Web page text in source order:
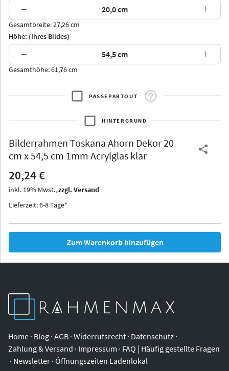
Arran Luzern
Thurgau
Iowa
− +
Gesamtbreite: 27,26 cm
Höhe: (Ihres Bildes)
− +
Gesamthöhe: 61,76 cm
PASSEPARTOUT
HINTERGRUND
Bilderrahmen Toskana Ahorn Dekor 20
cm x 54,5 cm 1mm Acrylglas klar
20,24 €
inkl. 19% Mwst.,zzgl. Versand
Lieferzeit: 6-8 Tage*
Zum Warenkorb hinzufügen
Home · Blog · AGB · Widerrufsrecht · Datenschutz ·
Zahlung & Versand · Impressum · FAQ | Häufig gestellte Fragen
· Newsletter · Öffnungszeiten Ladenlokal